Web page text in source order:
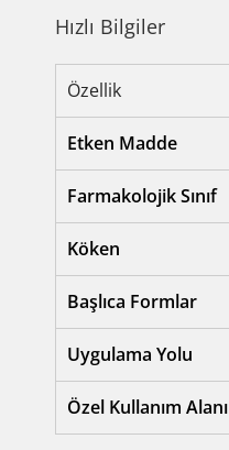
Hızlı Bilgiler
Özellik
Etken Madde
Farmakolojik Sınıf
Köken
Başlıca Formlar
Uygulama Yolu
Özel Kullanım Alanı